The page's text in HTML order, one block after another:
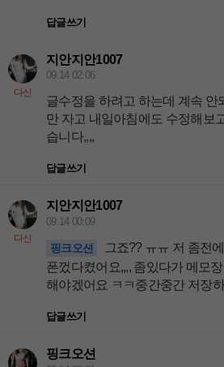
답글쓰기
다신
지안지안1007
09.14 02:06
글수정을 하려고 하는데 계속 안
만 자고 내일아침에도 수정해보
습니다,,,,
답글쓰기
다신
지안지안1007
09.14 00:09
핑크오션
그죠?? ㅠㅠ 저 좀전
폰껐다켰어요,,,, 좀있다가 메모
해야겠어요 ㅋㅋ중간중간 저장
답글쓰기
핑크오션